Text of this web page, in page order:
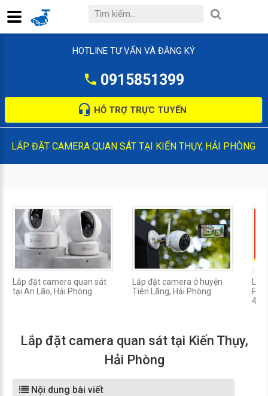
HOTLINE TƯ VẤN VÀ ĐĂNG KÝ
0915851399
HỖ TRỢ TRỰC TUYẾN
LẮP ĐẶT CAMERA QUAN SÁT TẠI KIẾN THỤY, HẢI PHÒNG
Lắp đặt camera quan sát
tại An Lão, Hải Phòng
Lắp đặt camera ở huyện
Tiên Lãng, Hải Phòng
4
Lắp đặt camera quan sát tại Kiến Thụy,
Hải Phòng
Nội dung bài viết